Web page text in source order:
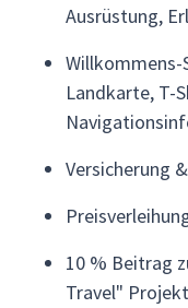
Ausrüstung,
Landkarte, T-
Versicherung
10 % Beitrag
Travel"